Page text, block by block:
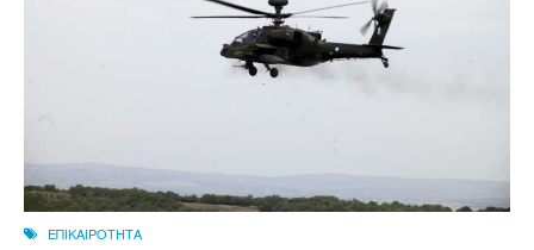
ΕΠΙΚΑΙΡΟΤΗΤΑ